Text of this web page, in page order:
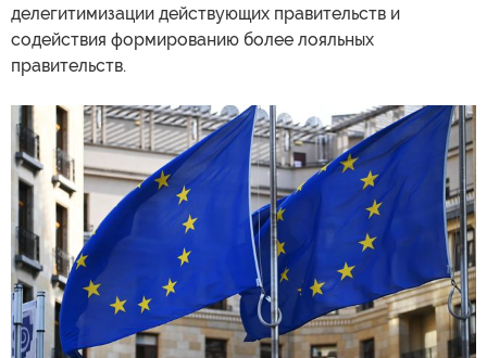
делегитимизации действующих правительств и
содействия формированию более лояльных
правительств.